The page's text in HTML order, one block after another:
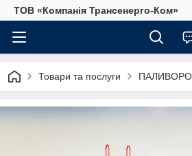
ТОВ «Компанія Трансенерго-Ком»
Товари та послуги